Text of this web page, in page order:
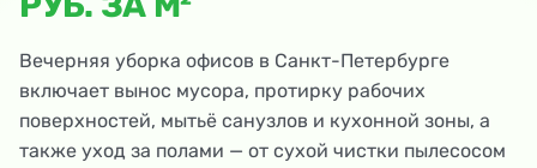
Вечерняя уборка офисов в Санкт-Петербурге
включает вынос мусора, протирку рабочих
поверхностей, мытьё санузлов и кухонной зоны, а
также уход за полами — от сухой чистки пылесосом